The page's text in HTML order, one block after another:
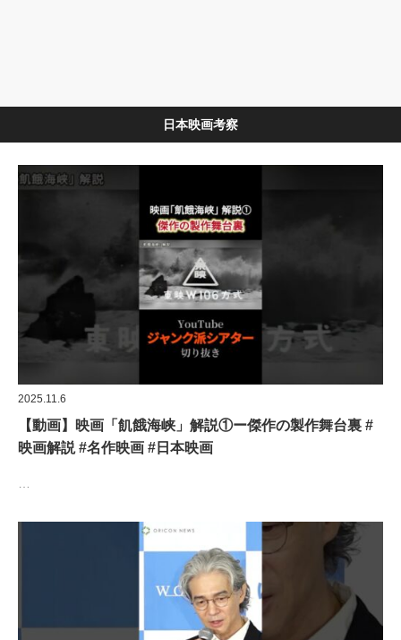
日本映画考察
2025.11.6
【動画】映画「飢餓海峡」解説①ー傑作の製作舞台裏 #
映画解説 #名作映画 #日本映画